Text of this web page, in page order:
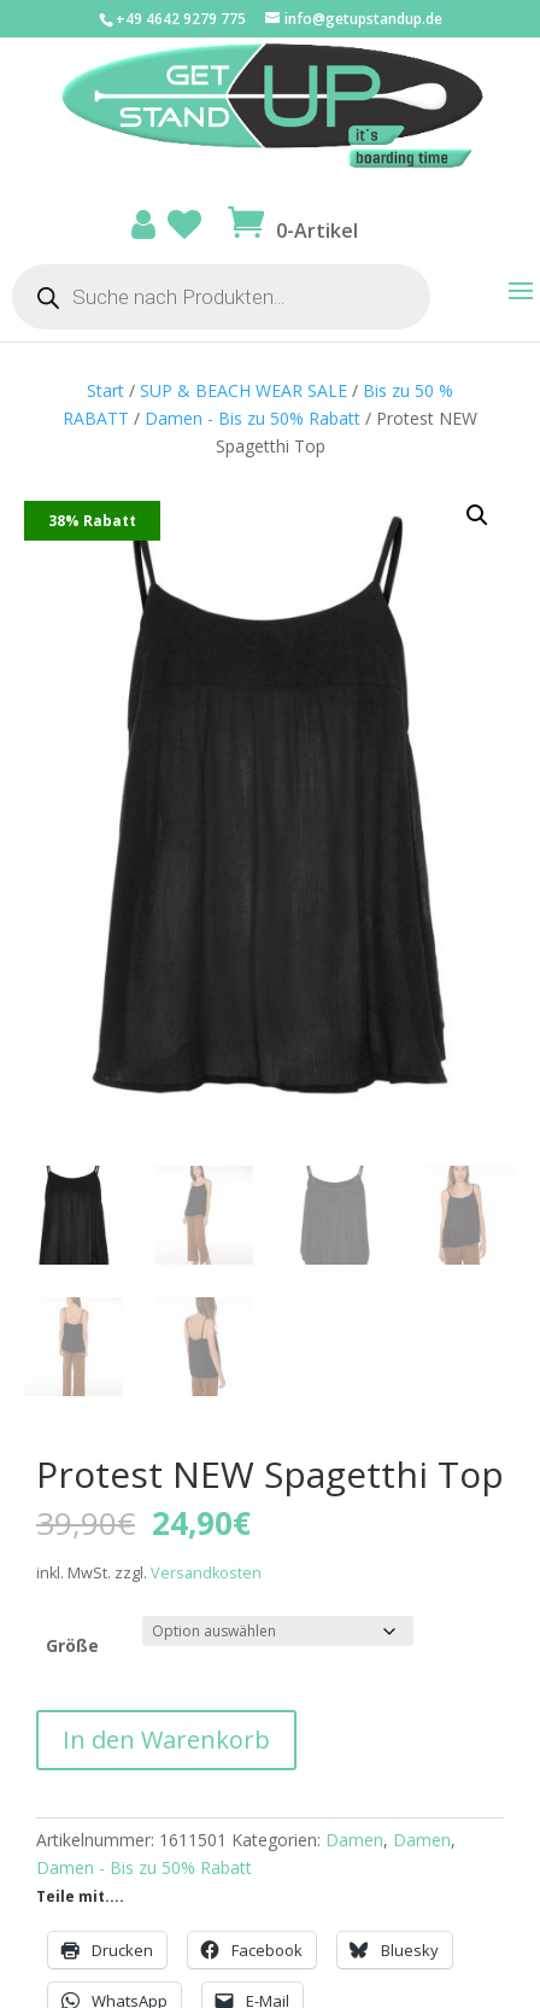
+49 4642 9279 775 info@getupstandup.de
0-Artikel
search
Start / SUP & BEACH WEAR SALE / Bis zu 50 %
RABATT / Damen - Bis zu 50% Rabatt / Protest NEW
Spagetthi Top
38% Rabatt
Protest NEW Spagetthi Top
39,90€ Ursprünglicher
Preis
war:
24,90€Aktueller
ist:
inkl. MwSt. zzgl. Versandkosten
Größe
NEW
Spagetthi
Menge
In den Warenkorb
Artikelnummer: 1611501 Kategorien: Damen, Damen,
Damen - Bis zu 50% Rabatt
Teile mit....
Drucken Facebook Bluesky
WhatsApp E-Mail